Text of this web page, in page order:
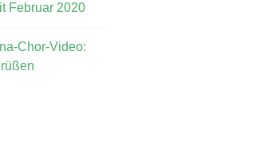
Februar 2020
Chor-Video: